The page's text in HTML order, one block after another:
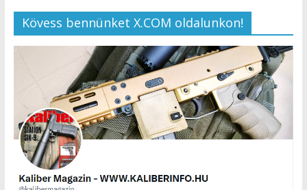
Kövess bennünket X.COM oldalunkon!